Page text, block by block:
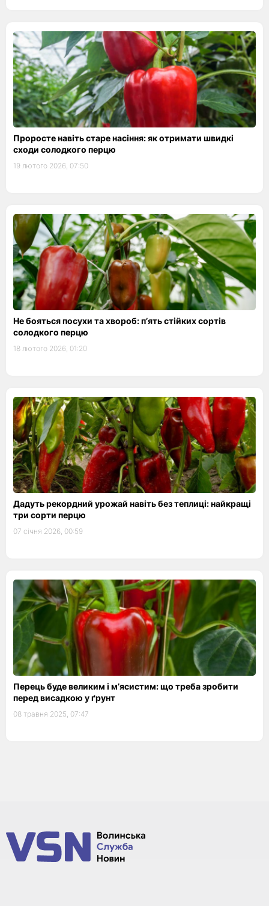
Проросте навіть старе насіння: як отримати швидкі
сходи солодкого перцю
19 лютого 2026, 07:50
Не бояться посухи та хвороб: п’ять стійких сортів
солодкого перцю
18 лютого 2026, 01:20
Дадуть рекордний урожай навіть без теплиці: найкращі
три сорти перцю
07 січня 2026, 00:59
Перець буде великим і м’ясистим: що треба зробити
перед висадкою у ґрунт
08 травня 2025, 07:47